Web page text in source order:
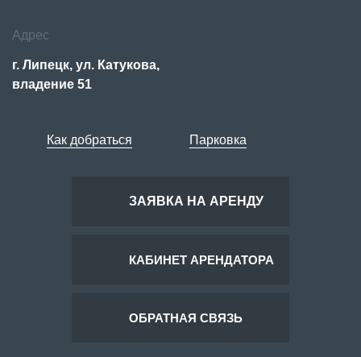
Адрес
г. Липецк, ул. Катукова,
владение 51
Как добраться Парковка
ЗАЯВКА НА АРЕНДУ
КАБИНЕТ АРЕНДАТОРА
ОБРАТНАЯ СВЯЗЬ